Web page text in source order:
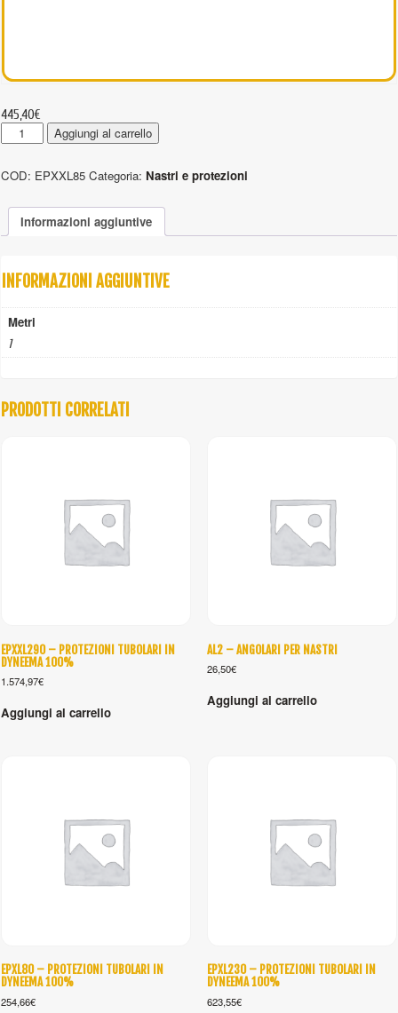
445,40€
EPXXL85
-
tubolari
Dyneema
100%
quantità
Aggiungi al carrello
COD: EPXXL85 Categoria: Nastri e protezioni
Informazioni aggiuntive
INFORMAZIONI AGGIUNTIVE
Metri
1
PRODOTTI CORRELATI
EPXXL290 – PROTEZIONI TUBOLARI IN
DYNEEMA 100%
1.574,97€
Aggiungi al carrello
AL2 – ANGOLARI PER NASTRI
26,50€
Aggiungi al carrello
EPXL80 – PROTEZIONI TUBOLARI IN
DYNEEMA 100%
254,66€
EPXL230 – PROTEZIONI TUBOLARI IN
DYNEEMA 100%
623,55€